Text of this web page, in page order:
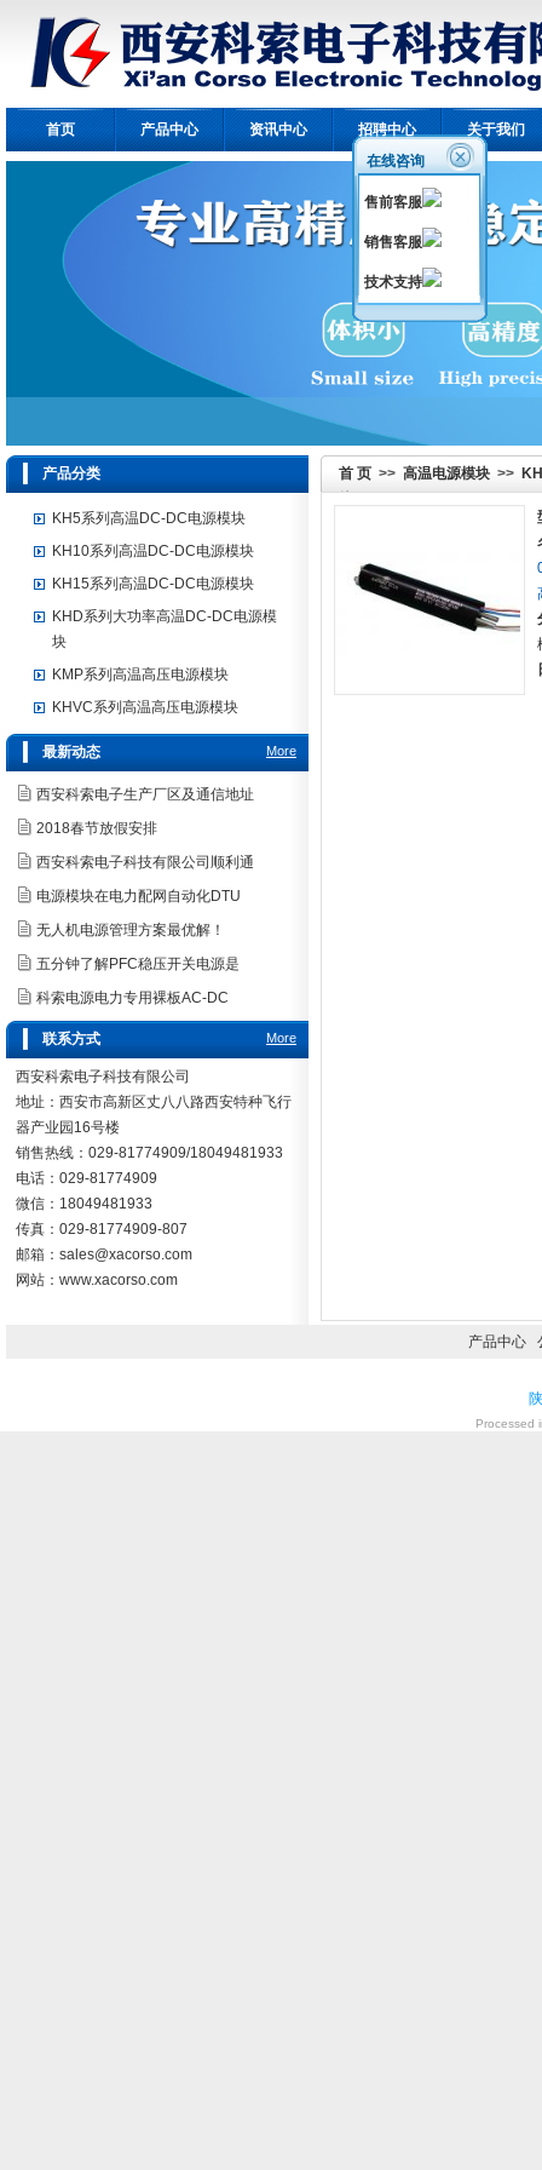
首页 产品中心 资讯中心 招聘中心 关于我们
首 页 >> 高温电源模块 >>
产品分类
KH5系列高温DC-DC电源模块
KH10系列高温DC-DC电源模块
KH15系列高温DC-DC电源模块
KHD系列大功率高温DC-DC电源模
块
KMP系列高温高压电源模块
KHVC系列高温高压电源模块
More
最新动态
西安科索电子生产厂区及通信地址
2018春节放假安排
西安科索电子科技有限公司顺利通
电源模块在电力配网自动化DTU
无人机电源管理方案最优解！
五分钟了解PFC稳压开关电源是
科索电源电力专用裸板AC-DC
More
联系方式
西安科索电子科技有限公司
地址：西安市高新区丈八八路西安特种飞行
器产业园16号楼
销售热线：029-81774909/18049481933
电话：029-81774909
微信：18049481933
传真：029-81774909-807
邮箱：sales@xacorso.com
网站：www.xacorso.com
产品中心
Processed
在线咨询
售前客服
销售客服
技术支持